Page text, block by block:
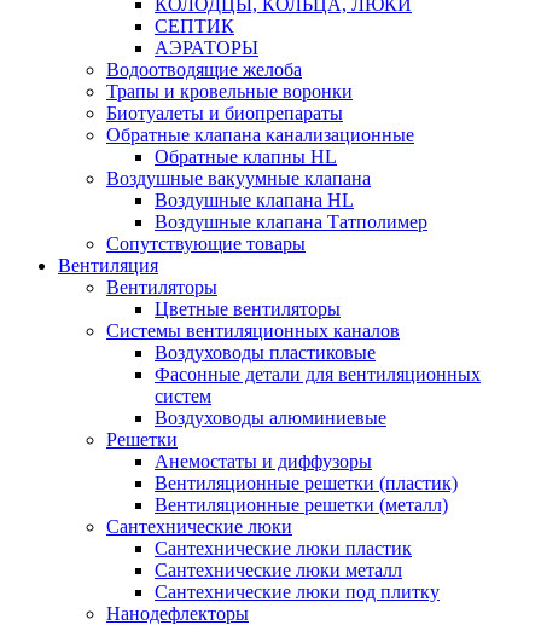
КОЛОДЦЫ, КОЛЬЦА, ЛЮКИ
СЕПТИК
АЭРАТОРЫ
Водоотводящие желоба
Трапы и кровельные воронки
Биотуалеты и биопрепараты
Обратные клапана канализационные
Обратные клапны HL
Воздушные вакуумные клапана
Воздушные клапана HL
Воздушные клапана Татполимер
Сопутствующие товары
Вентиляция
Вентиляторы
Цветные вентиляторы
Системы вентиляционных каналов
Воздуховоды пластиковые
Фасонные детали для вентиляционных
систем
Воздуховоды алюминиевые
Решетки
Анемостаты и диффузоры
Вентиляционные решетки (пластик)
Вентиляционные решетки (металл)
Сантехнические люки
Сантехнические люки пластик
Сантехнические люки металл
Сантехнические люки под плитку
Нанодефлекторы